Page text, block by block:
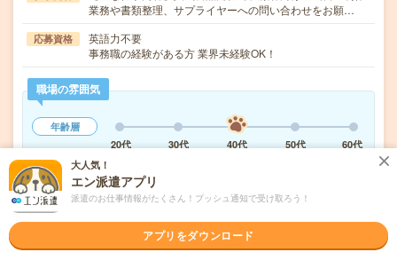
業務や書類整理、サプライヤーへの問い合わせをお願…
応募資格
英語力不要
事務職の経験がある方 業界未経験OK！
職場の雰囲気
年齢層
20代
30代 40代 50代
60代
仕事の仕方
テキパキ
気になる! 応募へ進む 詳しく見る
大人気！
エン派遣アプリ
派遣のお仕事情報がたくさん！プッシュ通知で受け取ろう！
アプリをダウンロード